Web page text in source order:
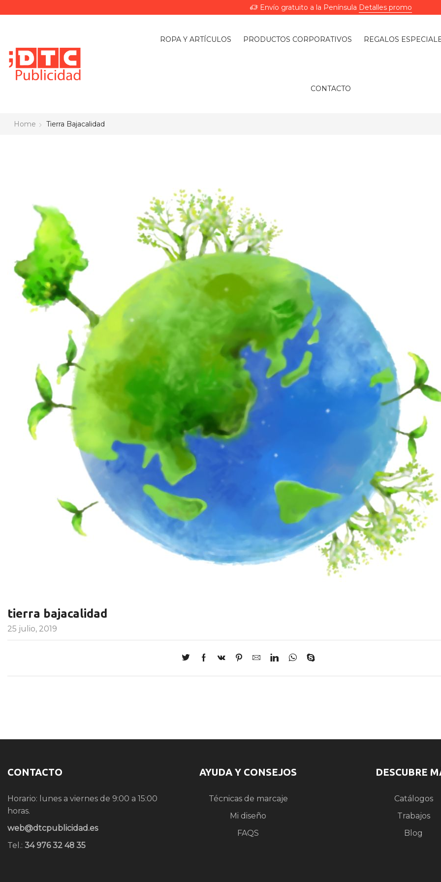
Envío gratuito a la Península Detalles promo
ROPA Y ARTÍCULOS PRODUCTOS CORPORATIVOS REGALOS
CONTACTO
Home Tierra Bajacalidad
tierra bajacalidad
25 julio, 2019
CONTACTO
Horario: lunes a viernes de 9:00 a 15:00
horas.
web@dtcpublicidad.es
Tel.: 34 976 32 48 35
AYUDA Y CONSEJOS
Técnicas de marcaje
Mi diseño
FAQS
DESCUBRE
Catálogos
Trabajos
Blog